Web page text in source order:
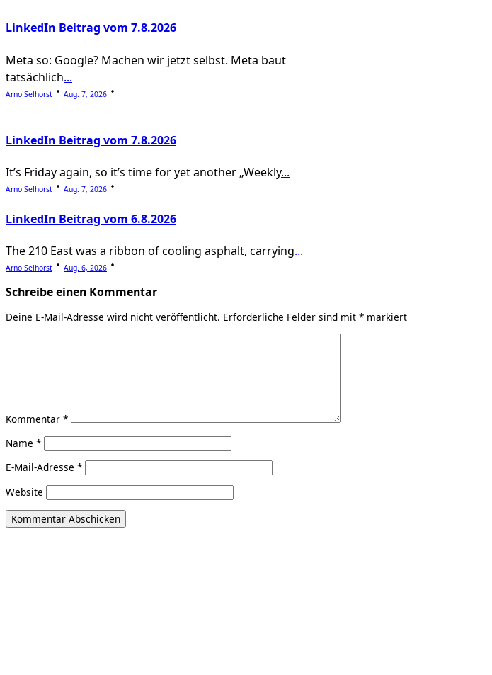
LinkedIn Beitrag vom 7.8.2026
Meta so: Google? Machen wir jetzt selbst. Meta baut
tatsächlich...
Arno Selhorst Aug. 7, 2026
LinkedIn Beitrag vom 7.8.2026
It’s Friday again, so it’s time for yet another „Weekly...
Arno Selhorst Aug. 7, 2026
LinkedIn Beitrag vom 6.8.2026
The 210 East was a ribbon of cooling asphalt, carrying...
Arno Selhorst Aug. 6, 2026
Schreibe einen Kommentar
Deine E-Mail-Adresse wird nicht veröffentlicht. Erforderliche Felder sind mit * markiert
Kommentar *
Name *
E-Mail-Adresse *
Website